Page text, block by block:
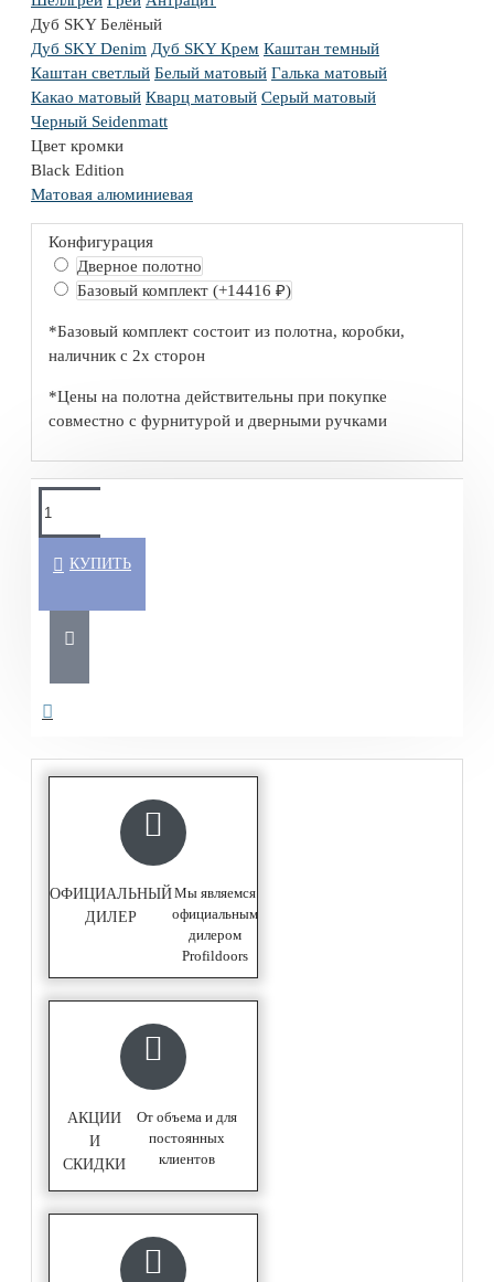
Дуб SKY Белёный
Дуб SKY Denim Дуб SKY Крем Каштан темный
Каштан светлый Белый матовый Галька матовый
Какао матовый Кварц матовый Серый матовый
Черный Seidenmatt
Цвет кромки
Black Edition
Матовая алюминиевая
Конфигурация
Дверное полотно
Базовый комплект (+14416 ₽)
*Базовый комплект состоит из полотна, коробки,
наличник с 2х сторон
*Цены на полотна действительны при покупке
совместно с фурнитурой и дверными ручками
КУПИТЬ
ОФИЦИАЛЬНЫЙ
ДИЛЕР
Мы являемся
официальным
дилером
Profildoors
АКЦИИ
И
СКИДКИ
От объема и для
постоянных
клиентов